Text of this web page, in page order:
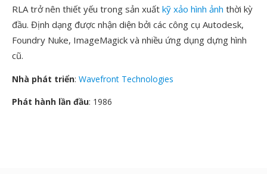
RLA trở nên thiết yếu trong sản xuất kỹ xảo hình ảnh thời kỳ
đầu. Định dạng được nhận diện bởi các công cụ Autodesk,
Foundry Nuke, ImageMagick và nhiều ứng dụng dựng hình
cũ.
Nhà phát triển: Wavefront Technologies
Phát hành lần đầu: 1986